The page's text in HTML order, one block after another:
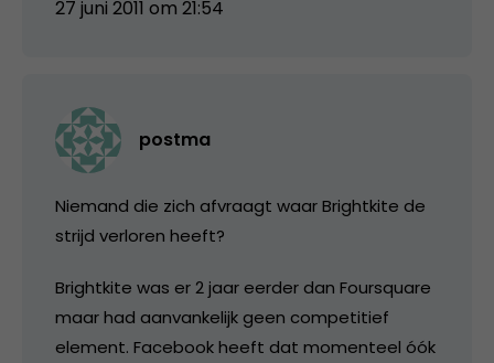
27 juni 2011 om 21:54
postma
Niemand die zich afvraagt waar Brightkite de
strijd verloren heeft?
Brightkite was er 2 jaar eerder dan Foursquare
maar had aanvankelijk geen competitief
element. Facebook heeft dat momenteel óók